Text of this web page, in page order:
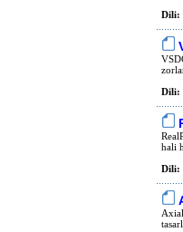
Dili:
Dili:
hali
Dili: